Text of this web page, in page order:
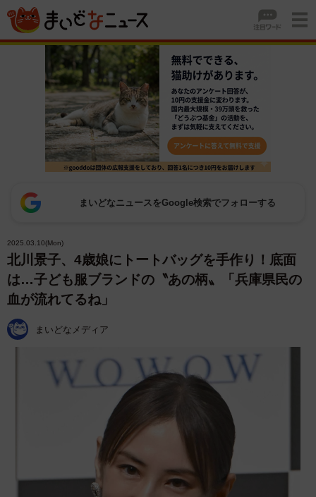
まいどなニュースをGoogle検索でフォローする
2025.03.10(Mon)
北川景子、4歳娘にトートバッグを手作り！底面
は…子ども服ブランドの〝あの柄〟「兵庫県民の
血が流れてるね」
まいどなメディア